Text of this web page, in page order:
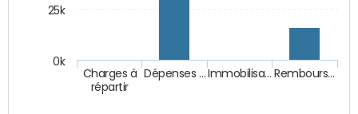
Charges à
répartir
Dépenses … Immobilisa… Rembours…
0k
25k